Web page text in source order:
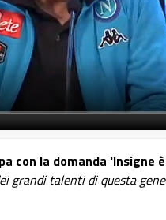
con la domanda 'Insigne
grandi talenti di questa